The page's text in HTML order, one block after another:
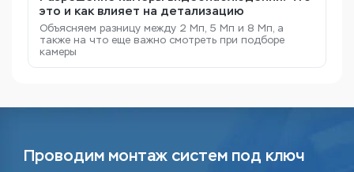
это и как влияет на детализацию
Объясняем разницу между 2 Мп, 5 Мп и 8 Мп, а
также на что еще важно смотреть при подборе
камеры
Проводим монтаж систем под ключ